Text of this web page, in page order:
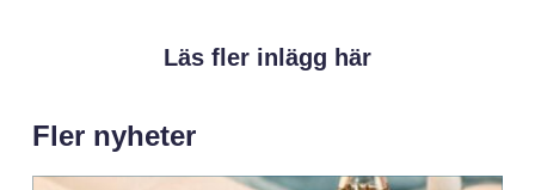
Läs fler inlägg här
Fler nyheter